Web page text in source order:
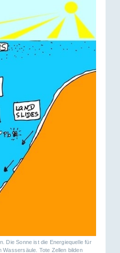
Die Sonne ist die Energiequelle für
Wassersäule. Tote Zellen bilden